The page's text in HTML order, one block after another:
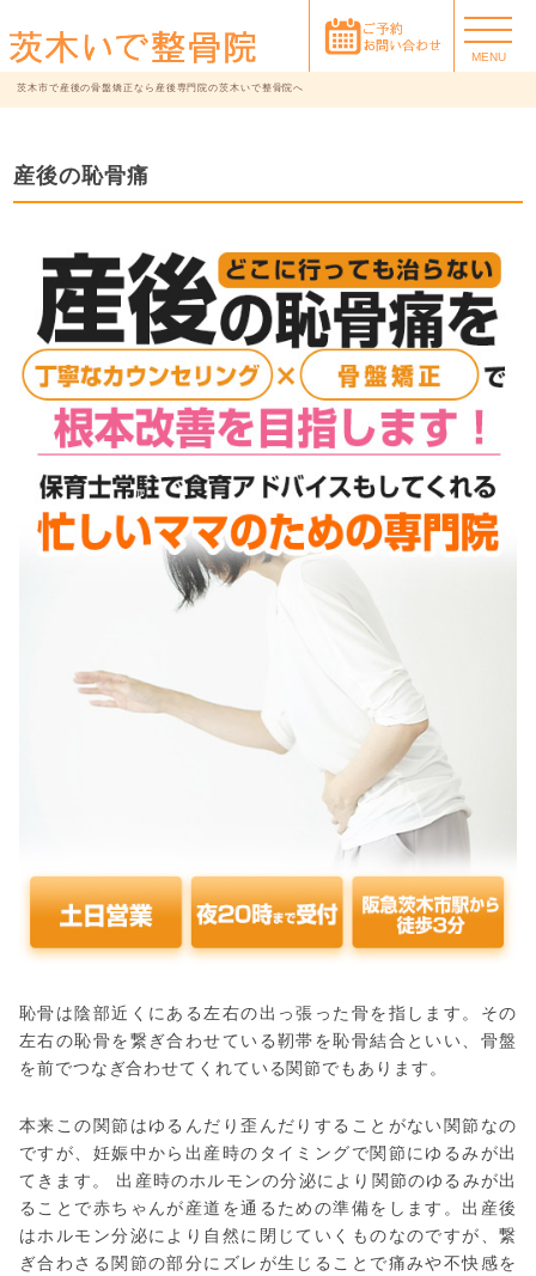
MENU
茨木市で産後の骨盤矯正なら産後専門院の茨木いで整骨院へ
産後の恥骨痛
恥骨は陰部近くにある左右の出っ張った骨を指します。その
左右の恥骨を繋ぎ合わせている靭帯を恥骨結合といい、骨盤
を前でつなぎ合わせてくれている関節でもあります。
本来この関節はゆるんだり歪んだりすることがない関節なの
ですが、妊娠中から出産時のタイミングで関節にゆるみが出
てきます。 出産時のホルモンの分泌により関節のゆるみが出
ることで赤ちゃんが産道を通るための準備をします。出産後
はホルモン分泌により自然に閉じていくものなのですが、繋
ぎ合わさる関節の部分にズレが生じることで痛みや不快感を